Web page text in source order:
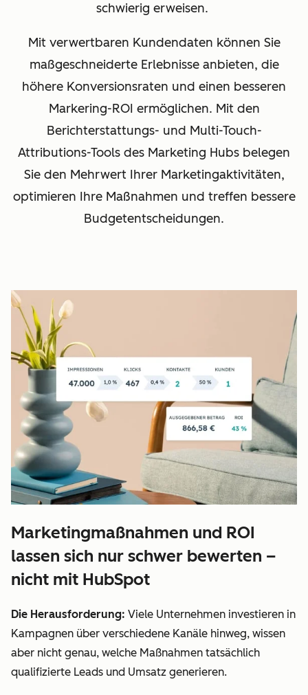
schwierig erweisen.
Mit verwertbaren Kundendaten können Sie
maßgeschneiderte Erlebnisse anbieten, die
höhere Konversionsraten und einen besseren
Markering-ROI ermöglichen. Mit den
Berichterstattungs- und Multi-Touch-
Attributions-Tools des Marketing Hubs belegen
Sie den Mehrwert Ihrer Marketingaktivitäten,
optimieren Ihre Maßnahmen und treffen bessere
Budgetentscheidungen.
Marketingmaßnahmen und ROI
lassen sich nur schwer bewerten –
nicht mit HubSpot
Die Herausforderung: Viele Unternehmen investieren in
Kampagnen über verschiedene Kanäle hinweg, wissen
aber nicht genau, welche Maßnahmen tatsächlich
qualifizierte Leads und Umsatz generieren.